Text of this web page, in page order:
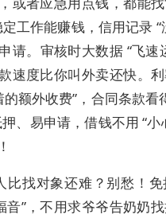
工作能赚钱，信用记录 “
请。审核时大数据 “飞速
速度比你叫外卖还快。
的额外收费”，合同条款看
、易申请，借钱不用 “
比找对象还难？别愁！
音”，不用求爷爷告奶奶